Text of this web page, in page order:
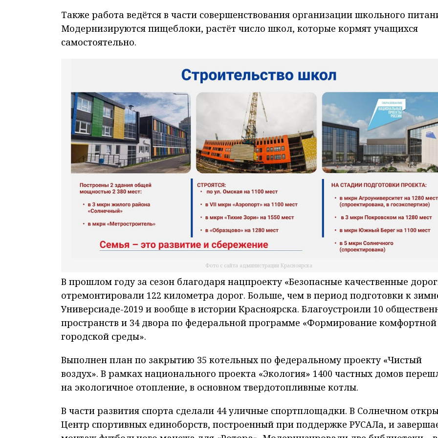
Также работа ведётся в части совершенствования организации школьного
Модернизируются пищеблоки, растёт число школ, которые кормят учащихся
самостоятельно.
Фото с сайта администрации Красноярска
В прошлом году за сезон благодаря нацпроекту «Безопасные качественные
отремонтировали 122 километра дорог. Больше, чем в период подготовки к
Универсиаде-2019 и вообще в истории Красноярска. Благоустроили 10
пространств и 34 двора по федеральной программе «Формирование комфортной
городской среды».
Выполнен план по закрытию 35 котельных по федеральному проекту «Чистый
воздух». В рамках национального проекта «Экология» 1400 частных домов
на экологичное отопление, в основном твердотопливные котлы.
В части развития спорта сделали 44 уличные спортплощадки. В Солнечном
Центр спортивных единоборств, построенный при поддержке РУСАЛа, и